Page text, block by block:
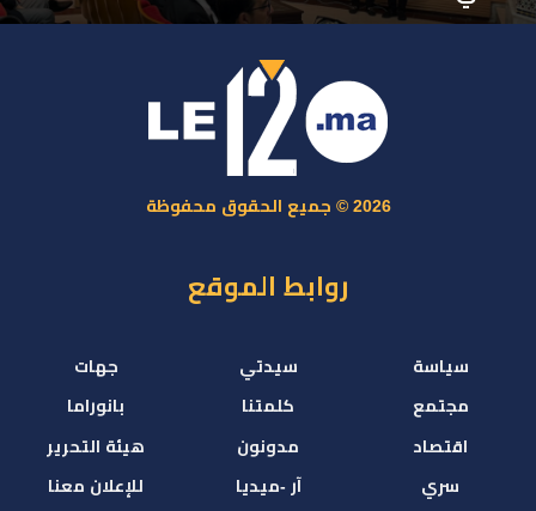
2026 © جميع الحقوق محفوظة
روابط الموقع
سياسة
مجتمع
اقتصاد
سري
سيدتي
كلمتنا
مدونون
آر -ميديا
جهات
بانوراما
هيئة التحرير
للإعلان معنا